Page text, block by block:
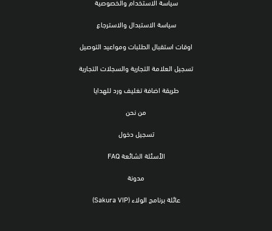
سياسة الاستخدام والخصوصية
سياسة الاستبدال والاسترجاع
اوقات استقبال الطلبات ومواعيد التوصيل
تسجيل العلامة التجارية والسجلات التجارية
طريقة اضافة تغليف ورد للهدايا
من نحن
تسجيل دخول
الأسئلة الشائعة FAQ
مدونة
عائلة برنامج الولاء (Sakura VIP)